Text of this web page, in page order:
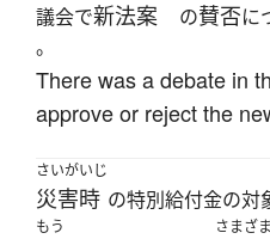
議会で新法案 の賛否に
。
There was a debate in
approve or reject the
さいがいじ
災害時 の特別給付金の対
もう さまざま